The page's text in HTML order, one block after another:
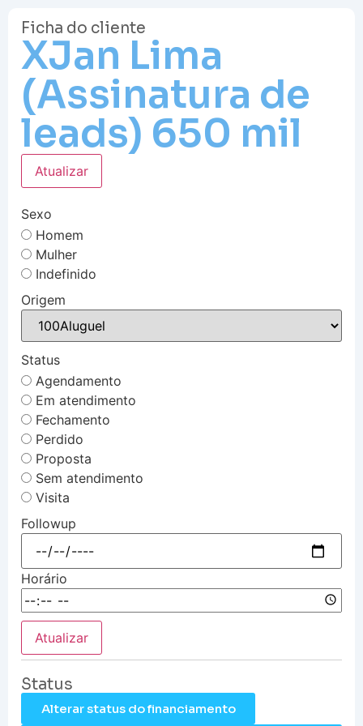
Ficha do cliente
XJan Lima
(Assinatura de
leads) 650 mil
Atualizar
Sexo
Homem
Mulher
Indefinido
Origem
Status
Agendamento
Em atendimento
Fechamento
Perdido
Proposta
Sem atendimento
Visita
Followup
Horário
Atualizar
Status
Alterar status do financiamento